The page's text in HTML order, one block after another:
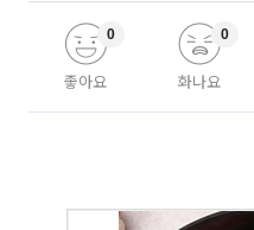
좋아요
0
화나요
0